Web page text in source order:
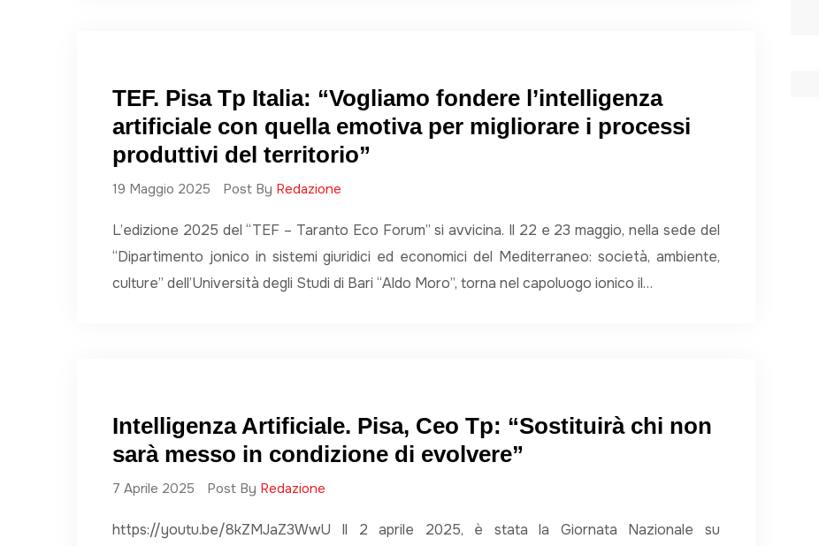
TEF. Pisa Tp Italia: “Vogliamo fondere l’intelligenza
artificiale con quella emotiva per migliorare i processi
produttivi del territorio”
19 Maggio 2025 Post By Redazione
L’edizione 2025 del “TEF – Taranto Eco Forum” si avvicina. Il 22 e 23 maggio, nella sede del
“Dipartimento jonico in sistemi giuridici ed economici del Mediterraneo: società, ambiente,
culture” dell’Università degli Studi di Bari “Aldo Moro”, torna nel capoluogo ionico il…
Intelligenza Artificiale. Pisa, Ceo Tp: “Sostituirà chi non
sarà messo in condizione di evolvere”
7 Aprile 2025 Post By Redazione
https://youtu.be/8kZMJaZ3WwU Il 2 aprile 2025, è stata la Giornata Nazionale su